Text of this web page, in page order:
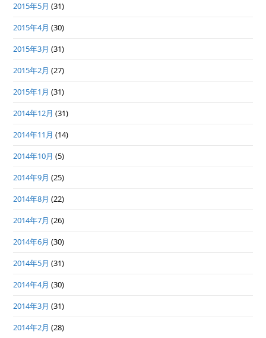
2015年5月 (31)
2015年4月 (30)
2015年3月 (31)
2015年2月 (27)
2015年1月 (31)
2014年12月 (31)
2014年11月 (14)
2014年10月 (5)
2014年9月 (25)
2014年8月 (22)
2014年7月 (26)
2014年6月 (30)
2014年5月 (31)
2014年4月 (30)
2014年3月 (31)
2014年2月 (28)